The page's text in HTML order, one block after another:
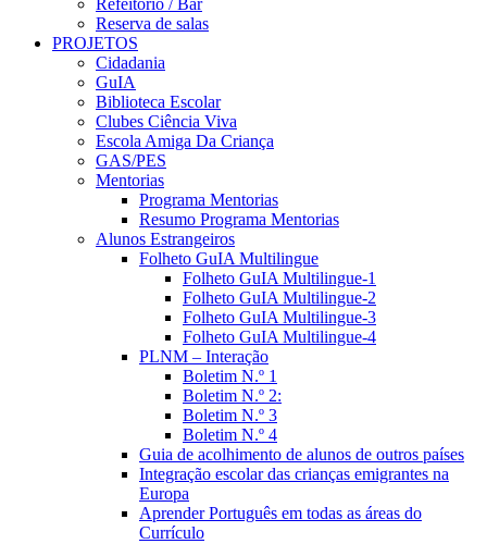
Refeitório / Bar
Reserva de salas
PROJETOS
Cidadania
GuIA
Biblioteca Escolar
Clubes Ciência Viva
Escola Amiga Da Criança
GAS/PES
Mentorias
Programa Mentorias
Resumo Programa Mentorias
Alunos Estrangeiros
Folheto GuIA Multilingue
Folheto GuIA Multilingue-1
Folheto GuIA Multilingue-2
Folheto GuIA Multilingue-3
Folheto GuIA Multilingue-4
PLNM – Interação
Boletim N.º 1
Boletim N.º 2:
Boletim N.º 3
Boletim N.º 4
Guia de acolhimento de alunos de outros países
Integração escolar das crianças emigrantes na
Europa
Aprender Português em todas as áreas do
Currículo